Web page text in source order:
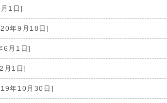
1日]
年9月18日]
6月1日]
月1日]
年10月30日]